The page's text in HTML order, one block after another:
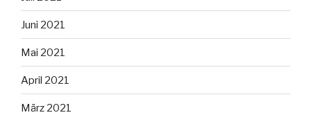
Juni 2021
Mai 2021
April 2021
März 2021